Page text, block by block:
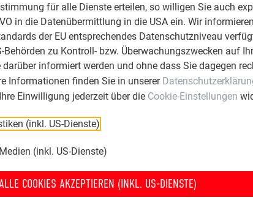
für alle Dienste erteilen, so willigen Sie auch
in die Datenübermittlung in die USA ein. Wir
der EU entsprechendes Datenschutzniveau
Behörden zu Kontroll- bzw. Überwachungszwecken auf
informiert werden und ohne dass Sie dagegen
Informationen finden Sie in unserer
Einwilligung jederzeit über die Cookie-Einstellungen
(inkl. US-Dienste)
(inkl. US-Dienste)
COOKIES AKZEPTIEREN (INKL. US-DIENSTE)